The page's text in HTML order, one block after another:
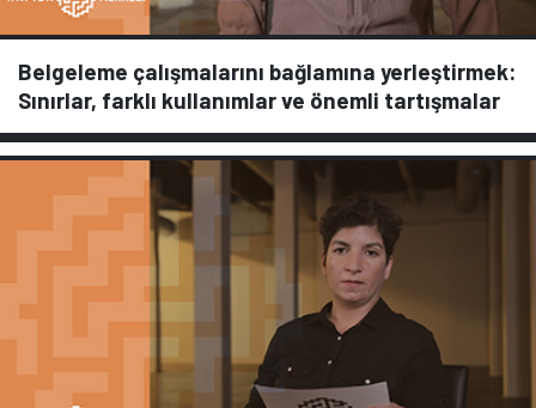
Belgeleme çalışmalarını bağlamına yerleştirmek:
Sınırlar, farklı kullanımlar ve önemli tartışmalar